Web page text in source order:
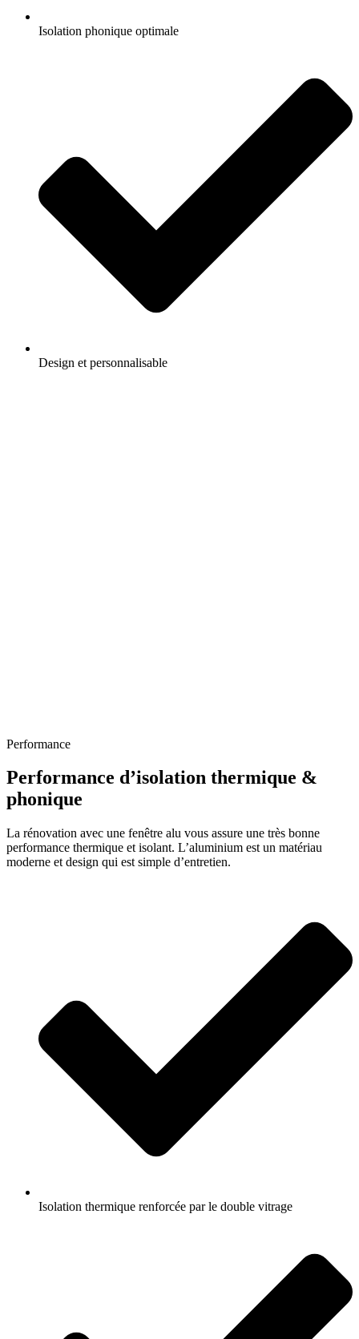
Isolation phonique optimale
Design et personnalisable
Performance
Performance d’isolation thermique &
phonique
La rénovation avec une fenêtre alu vous assure une très bonne
performance thermique et isolant. L’aluminium est un matériau
moderne et design qui est simple d’entretien.
Isolation thermique renforcée par le double vitrage